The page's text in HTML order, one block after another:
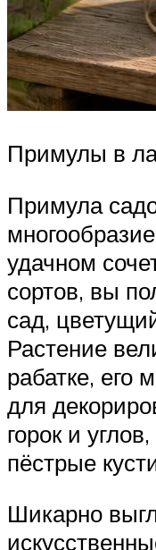
Примулы в
Примула
удачном
сортов, вы
сад,
Растение
рабатке, его
для
горок и
пёстрые
Шикарно